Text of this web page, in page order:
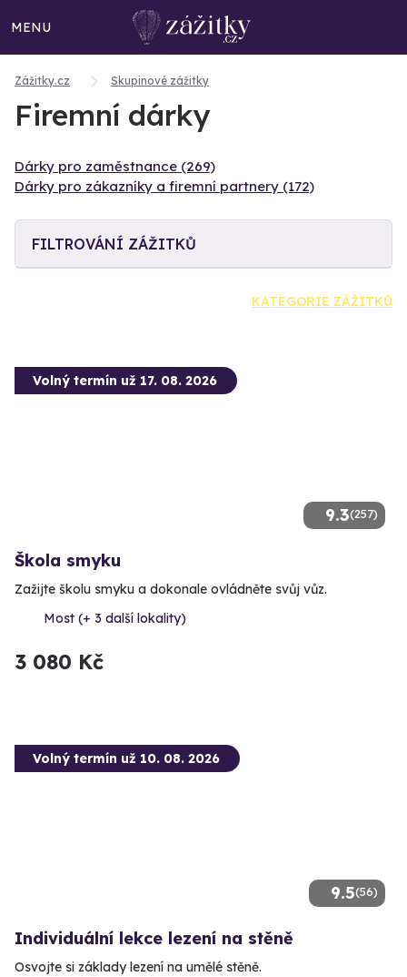
MENU
Zážitky.cz Skupinové zážitky
Firemní dárky
Dárky pro zaměstnance (269)
Dárky pro zákazníky a firemní partnery (172)
FILTROVÁNÍ ZÁŽITKŮ
KATEGORIE ZÁŽITKŮ
9.3(257)
Volný termín už 17. 08. 2026
Škola smyku
Zažijte školu smyku a dokonale ovládněte svůj vůz.
Most (+ 3 další lokality)
3 080 Kč
9.5(56)
Volný termín už 10. 08. 2026
Individuální lekce lezení na stěně
Osvojte si základy lezení na umělé stěně.